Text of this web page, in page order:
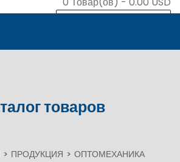
товаров
ПРОДУКЦИЯ
ОПТОМЕХАНИКА